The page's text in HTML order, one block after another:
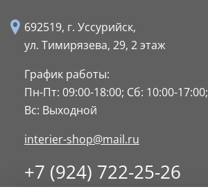
692519, г. Уссурийск,
ул. Тимирязева, 29, 2 этаж
График работы:
Пн-Пт: 09:00-18:00; Сб: 10:00-17:00;
Вс: Выходной
interier-shop@mail.ru
+7 (924) 722-25-26